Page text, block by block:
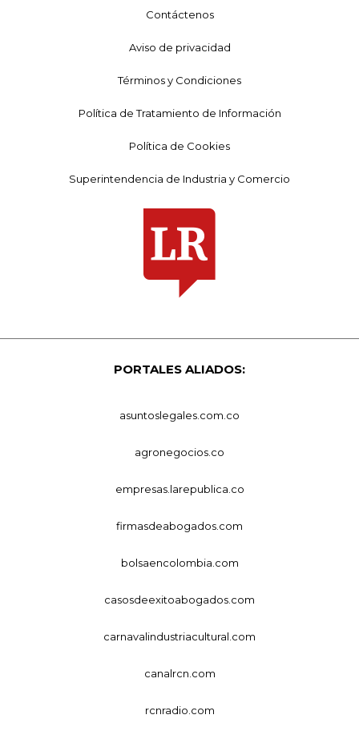
Contáctenos
Aviso de privacidad
Términos y Condiciones
Política de Tratamiento de Información
Política de Cookies
Superintendencia de Industria y Comercio
PORTALES ALIADOS:
asuntoslegales.com.co
agronegocios.co
empresas.larepublica.co
firmasdeabogados.com
bolsaencolombia.com
casosdeexitoabogados.com
carnavalindustriacultural.com
canalrcn.com
rcnradio.com